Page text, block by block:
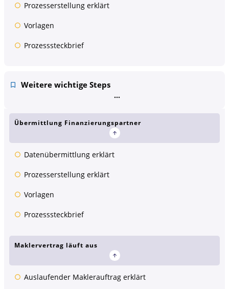
Prozesserstellung erklärt
Vorlagen
Prozesssteckbrief
Weitere wichtige Steps
Übermittlung Finanzierungspartner
Datenübermittlung erklärt
Prozesserstellung erklärt
Vorlagen
Prozesssteckbrief
Maklervertrag läuft aus
Auslaufender Maklerauftrag erklärt